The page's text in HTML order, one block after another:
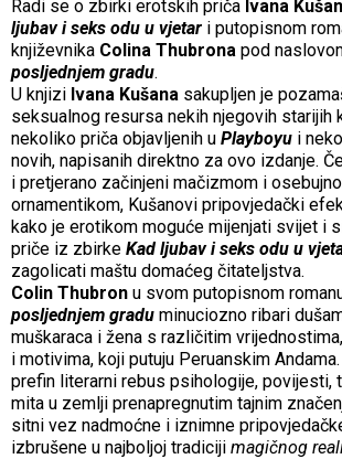
Radi se o zbirki erotskih priča Ivana
ljubav i seks odu u vjetar i putopisnom
književnika Colina Thubrona pod
posljednjem gradu.
U knjizi Ivana Kušana sakupljen je
seksualnog resursa nekih njegovih starijih
nekoliko priča objavljenih u Playboyu i
novih, napisanih direktno za ovo izdanje.
i pretjerano začinjeni mačizmom i
ornamentikom, Kušanovi pripovjedački
kako je erotikom moguće mijenjati svijet i
priče iz zbirke Kad ljubav i seks odu u
zagolicati maštu domaćeg čitateljstva.
Colin Thubron u svom putopisnom
posljednjem gradu minuciozno ribari
muškaraca i žena s različitim
i motivima, koji putuju Peruanskim
prefin literarni rebus psihologije, povijesti,
mita u zemlji prenapregnutim tajnim
sitni vez nadmoćne i iznimne
izbrušene u najboljoj tradiciji magičnog